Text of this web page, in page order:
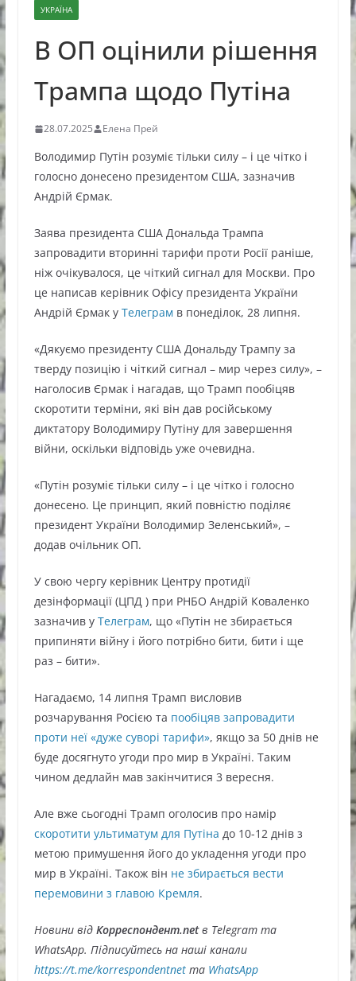
УКРАЇНА
В ОП оцінили рішення
Трампа щодо Путіна
28.07.2025 Елена Прей
Володимир Путін розуміє тільки силу – і це чітко і
голосно донесено президентом США, зазначив
Андрій Єрмак.
Заява президента США Дональда Трампа
запровадити вторинні тарифи проти Росії раніше,
ніж очікувалося, це чіткий сигнал для Москви. Про
це написав керівник Офісу президента України
Андрій Єрмак у Телеграмв понеділок, 28 липня.
«Дякуємо президенту США Дональду Трампу за
тверду позицію і чіткий сигнал – мир через силу», –
наголосив Єрмак і нагадав, що Трамп пообіцяв
скоротити терміни, які він дав російському
диктатору Володимиру Путіну для завершення
війни, оскільки відповідь уже очевидна.
«Путін розуміє тільки силу – і це чітко і голосно
донесено. Це принцип, який повністю поділяє
президент України Володимир Зеленський», –
додав очільник ОП.
У свою чергу керівник Центру протидії
дезінформації (ЦПД ) при РНБО Андрій Коваленко
зазначив у Телеграм, що «Путін не збирається
припиняти війну і його потрібно бити, бити і ще
раз – бити».
Нагадаємо, 14 липня Трамп висловив
розчарування Росією та пообіцяв запровадити
проти неї «дуже суворі тарифи», якщо за 50 днів не
буде досягнуто угоди про мир в Україні. Таким
чином дедлайн мав закінчитися 3 вересня.
Але вже сьогодні Трамп оголосив про намір
скоротити ультиматум для Путіна до 10-12 днів з
метою примушення його до укладення угоди про
мир в Україні. Також він не збирається вести
перемовини з главою Кремля.
Новини відКорреспондент.netв Telegram та
WhatsApp. Підписуйтесь на наші канали
https://t.me/korrespondentnetта WhatsApp